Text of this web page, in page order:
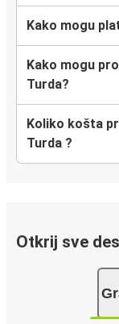
Kako mogu
Kako mogu
Turda?
Koliko košta
Turda ?
Otkrij sve